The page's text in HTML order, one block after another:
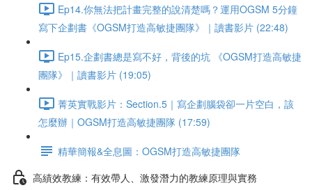
Ep14.你無法把計畫完整的說清楚嗎？運用OGSM 5分鐘
寫下企劃書《OGSM打造高敏捷團隊》｜讀書影片 (22:48)
Ep15.企劃書總是寫不好，背後的坑 《OGSM打造高敏捷
團隊》｜讀書影片 (19:05)
菁英實戰影片：Section.5｜寫企劃腦袋卻一片空白，該
怎麼辦｜OGSM打造高敏捷團隊 (17:59)
精華簡報&全息圖：OGSM打造高敏捷團隊
高績效教練：有效帶人、激發潛力的教練原理與實務